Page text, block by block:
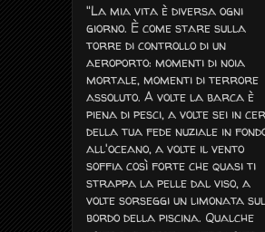
"La mia vita è diversa ogni
giorno. È come stare sulla
torre di controllo di un
aeroporto: momenti di noia
mortale, momenti di terrore
assoluto. A volte la barca è
piena di pesci, a volte sei in
della tua fede nuziale in
all'oceano, a volte il vento
soffia così forte che quasi ti
strappa la pelle dal viso, a
volte sorseggi un limonata sul
bordo della piscina. Qualche